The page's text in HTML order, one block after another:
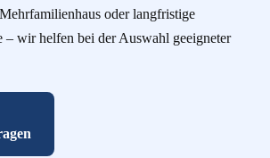
oder langfristige
– wir helfen bei der Auswahl geeigneter